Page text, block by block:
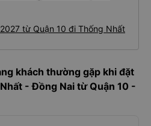
từ Quận 10 đi Thống Nhất
khách thường gặp khi đặt
- Đồng Nai từ Quận 10 -